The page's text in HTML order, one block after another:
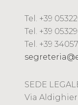
Tel. +39
Tel. +39
Tel. +39
SEDE
Via